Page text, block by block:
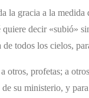
la gracia a la
decir «subió»
todos los cielos,
otros, profetas; a
su ministerio, y